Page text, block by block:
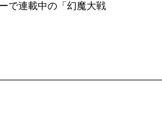
で連載中の「幻魔大戦